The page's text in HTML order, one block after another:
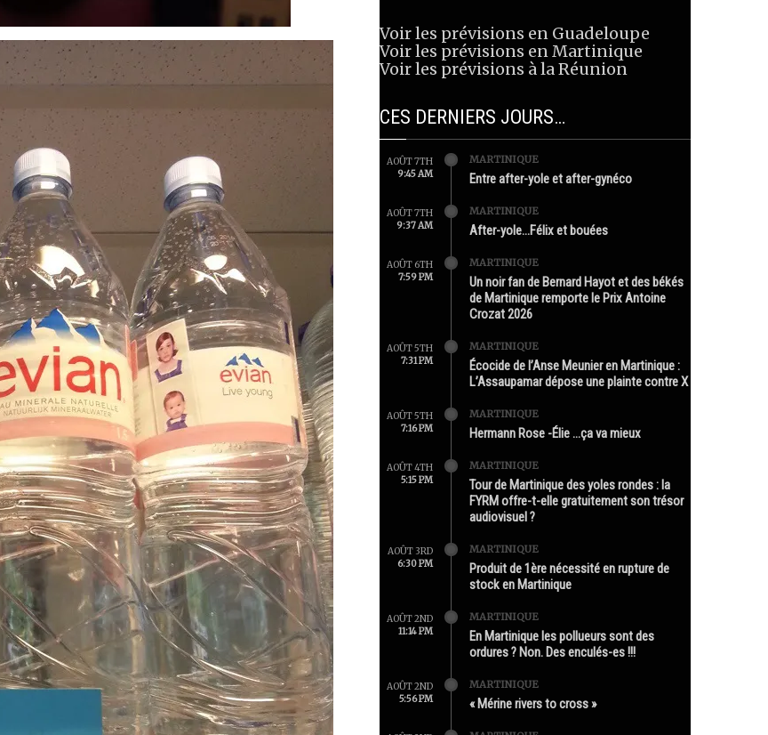
Voir les prévisions en Guadeloupe
Voir les prévisions en Martinique
Voir les prévisions à la Réunion
CES DERNIERS JOURS…
AOÛT 7TH
9:45 AM
MARTINIQUE
Entre after-yole et after-gynéco
AOÛT 7TH
9:37 AM
MARTINIQUE
After-yole…Félix et bouées
AOÛT 6TH
7:59 PM
MARTINIQUE
Un noir fan de Bernard Hayot et des békés
de Martinique remporte le Prix Antoine
Crozat 2026
AOÛT 5TH
7:31 PM
MARTINIQUE
Écocide de l’Anse Meunier en Martinique :
L’Assaupamar dépose une plainte contre X
AOÛT 5TH
7:16 PM
MARTINIQUE
Hermann Rose -Élie …ça va mieux
AOÛT 4TH
5:15 PM
MARTINIQUE
Tour de Martinique des yoles rondes : la
FYRM offre-t-elle gratuitement son trésor
audiovisuel ?
AOÛT 3RD
6:30 PM
MARTINIQUE
Produit de 1ère nécessité en rupture de
stock en Martinique
AOÛT 2ND
11:14 PM
MARTINIQUE
En Martinique les pollueurs sont des
ordures ? Non. Des enculés-es !!!
AOÛT 2ND
5:56 PM
MARTINIQUE
« Mérine rivers to cross »